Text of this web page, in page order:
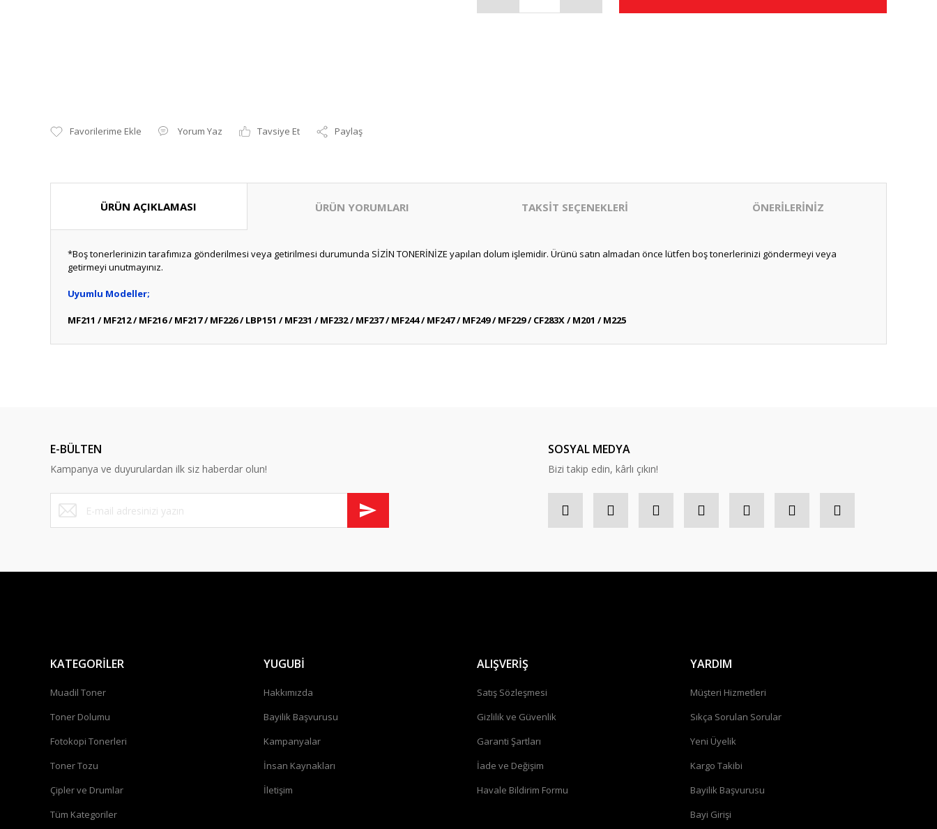
Yorum Yaz Tavsiye Et Paylaş
ÜRÜN AÇIKLAMASI ÜRÜN YORUMLARI TAKSİT SEÇENEKLERİ ÖNERİLERİNİZ
*Boş tonerlerinizin tarafımıza gönderilmesi veya getirilmesi durumunda SİZİN TONERİNİZE yapılan dolum işlemidir. Ürünü satın almadan önce lütfen boş tonerlerinizi göndermeyi veya
getirmeyi unutmayınız.
Uyumlu Modeller;
MF211 / MF212 / MF216 / MF217 / MF226 / LBP151 / MF231 / MF232 / MF237 / MF244 / MF247 / MF249 / MF229 / CF283X / M201 / M225
Ürün bilgilerinde hatalar bulunuyor.
Ürün fiyatı diğer sitelerden daha pahalı.
Bu ürüne benzer farklı alternatifler olmalı.
E-BÜLTEN
Kampanya ve duyurulardan ilk siz haberdar olun!
SOSYAL MEDYA
Bizi takip edin, kârlı çıkın!
KATEGORİLER
Muadil Toner
Toner Dolumu
Fotokopi Tonerleri
Toner Tozu
Çipler ve Drumlar
Tüm Kategoriler
YUGUBİ
Hakkımızda
Bayilik Başvurusu
Kampanyalar
İnsan Kaynakları
İletişim
ALIŞVERİŞ
Satış Sözleşmesi
Gizlilik ve Güvenlik
Garanti Şartları
İade ve Değişim
Havale Bildirim Formu
YARDIM
Müşteri Hizmetleri
Sıkça Sorulan Sorular
Yeni Üyelik
Kargo Takibi
Bayilik Başvurusu
Bayi Girişi